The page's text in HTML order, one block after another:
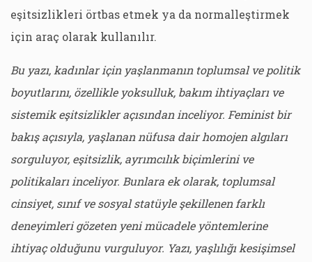
eşitsizlikleri örtbas etmek ya da normalleştirmek
için araç olarak kullanılır.
Bu yazı, kadınlar için yaşlanmanın toplumsal ve politik
boyutlarını, özellikle yoksulluk, bakım ihtiyaçları ve
sistemik eşitsizlikler açısından inceliyor. Feminist bir
bakış açısıyla, yaşlanan nüfusa dair homojen algıları
sorguluyor, eşitsizlik, ayrımcılık biçimlerini ve
politikaları inceliyor. Bunlara ek olarak, toplumsal
cinsiyet, sınıf ve sosyal statüyle şekillenen farklı
deneyimleri gözeten yeni mücadele yöntemlerine
ihtiyaç olduğunu vurguluyor. Yazı, yaşlılığı kesişimsel